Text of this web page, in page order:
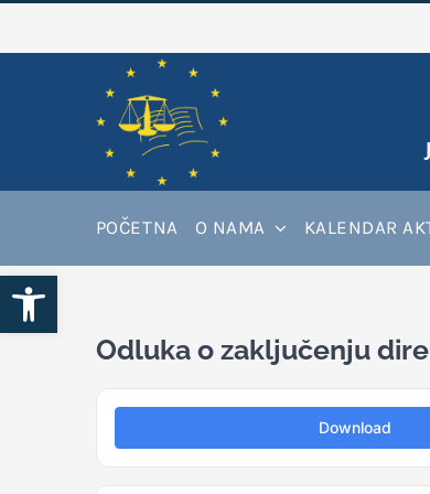
Open toolbar
POČETNA O NAMA KALENDAR
Odluka o zaključenju
Download